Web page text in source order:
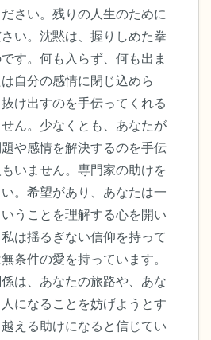
さい。残りの人生のために
い。沈黙は、握りしめた拳
す。何も入らず、何も出ま
自分の感情に閉じ込めら
け出すのを手伝ってくれる
ん。少なくとも、あなたが
や感情を解決するのを手伝
いません。専門家の助けを
。希望があり、あなたは一
うことを理解する心を開い
は揺るぎない信仰を持って
条件の愛を持っています。
は、あなたの旅路や、あな
になることを妨げようとす
える助けになると信じてい